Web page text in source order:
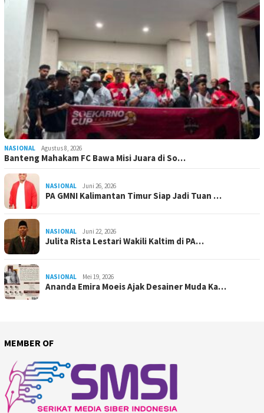
NASIONAL Agustus 8, 2026
Banteng Mahakam FC Bawa Misi Juara di So…
NASIONAL Juni 26, 2026
PA GMNI Kalimantan Timur Siap Jadi Tuan …
NASIONAL Juni 22, 2026
Julita Rista Lestari Wakili Kaltim di PA…
NASIONAL Mei 19, 2026
Ananda Emira Moeis Ajak Desainer Muda Ka…
MEMBER OF